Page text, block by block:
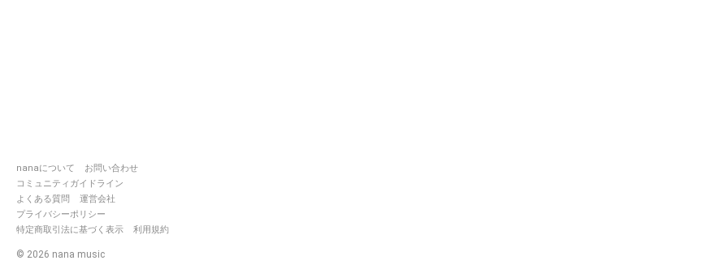
nanaについて
お問い合わせ
コミュニティガイドライン
よくある質問
運営会社
プライバシーポリシー
特定商取引法に基づく表示
利用規約
© 2026 nana music